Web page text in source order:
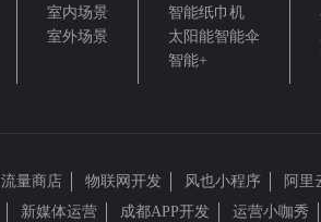
室内场景
室外场景
智能纸巾机
太阳能智能伞
智能+
流量商店 物联网开发 风也小程序
阿里
新媒体运营 成都APP开发 运营小咖秀